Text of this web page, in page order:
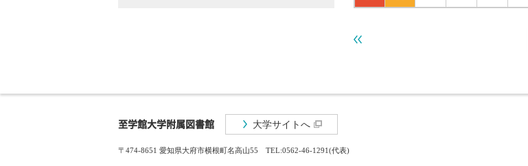
至学館大学附属図書館
〒474-8651 愛知県大府市横根町名高山55 TEL:0562-46-1291(代表)
大学サイトへ